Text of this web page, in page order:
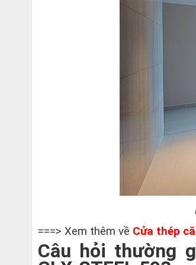
===> Xem thêm về Cửa thép
Câu hỏi thường